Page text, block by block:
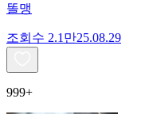
똘맹
조회수 2.1만25.08.29
999+